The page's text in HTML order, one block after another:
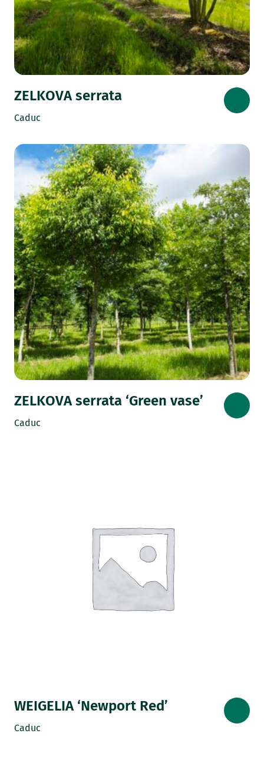
ZELKOVA serrata
Caduc
ZELKOVA serrata ‘Green vase’
Caduc
WEIGELIA ‘Newport Red’
Caduc